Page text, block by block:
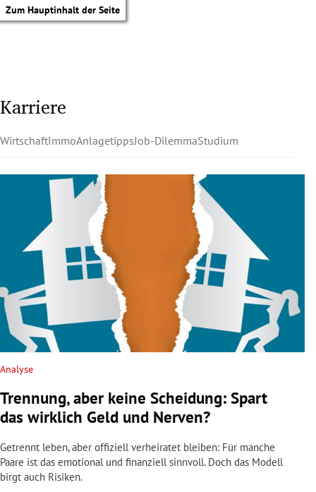
Zum Hauptinhalt der Seite
Untermenü
Untermenü
Untermenü
Untermenü
Untermenü
Karriere
WirtschaftImmoAnlagetippsJob-DilemmaStudium
Analyse
Trennung, aber keine Scheidung: Spart
das wirklich Geld und Nerven?
Getrennt leben, aber offiziell verheiratet bleiben: Für manche
Paare ist das emotional und finanziell sinnvoll. Doch das Modell
birgt auch Risiken.